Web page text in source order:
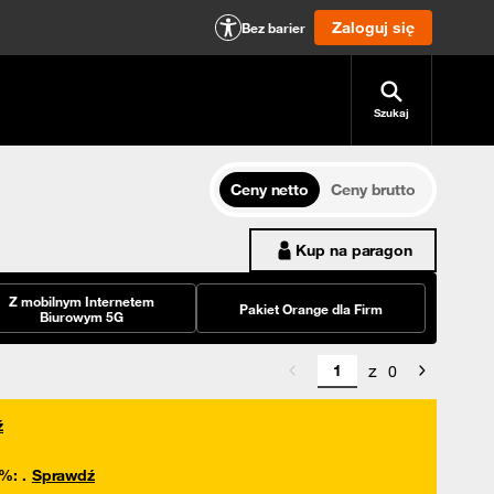
Bez barier Zaloguj się
Szukaj
Ceny netto
Ceny brutto
Kup na paragon
Z mobilnym Internetem
Biurowym 5G
Pakiet Orange dla Firm
z 0
: . Sprawdź